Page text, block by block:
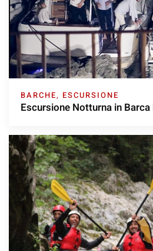
BARCHE, ESCURSIONE
Escursione Notturna in